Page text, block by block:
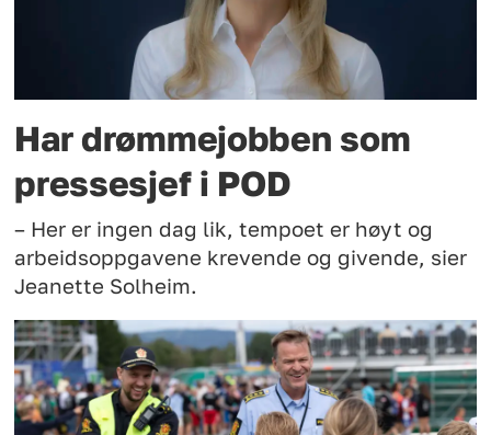
Har drømmejobben som
pressesjef i POD
– Her er ingen dag lik, tempoet er høyt og
arbeidsoppgavene krevende og givende, sier
Jeanette Solheim.